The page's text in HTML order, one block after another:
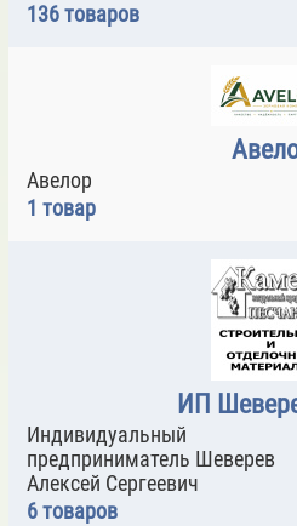
136 товаров
Авелор
1 товар
ИП
Индивидуальный
предприниматель Шеверев
Алексей Сергеевич
6 товаров